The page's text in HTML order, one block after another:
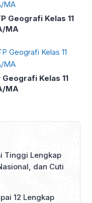
Geografi Kelas 11
MA
Geografi Kelas 11
MA
Tinggi Lengkap
dan Cuti
12 Lengkap